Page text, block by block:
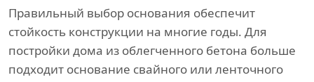
Правильный выбор основания обеспечит
стойкость конструкции на многие годы. Для
постройки дома из облегченного бетона больше
подходит основание свайного или ленточного